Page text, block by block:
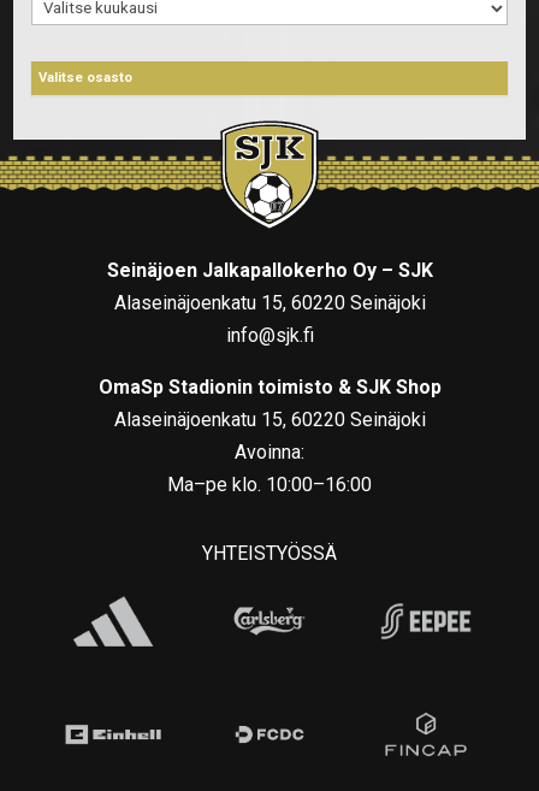
Arkistot
Seinäjoen Jalkapallokerho Oy – SJK
Alaseinäjoenkatu 15, 60220 Seinäjoki
info@sjk.fi
OmaSp Stadionin toimisto & SJK Shop
Alaseinäjoenkatu 15, 60220 Seinäjoki
Avoinna:
Ma–pe klo. 10:00–16:00
YHTEISTYÖSSÄ